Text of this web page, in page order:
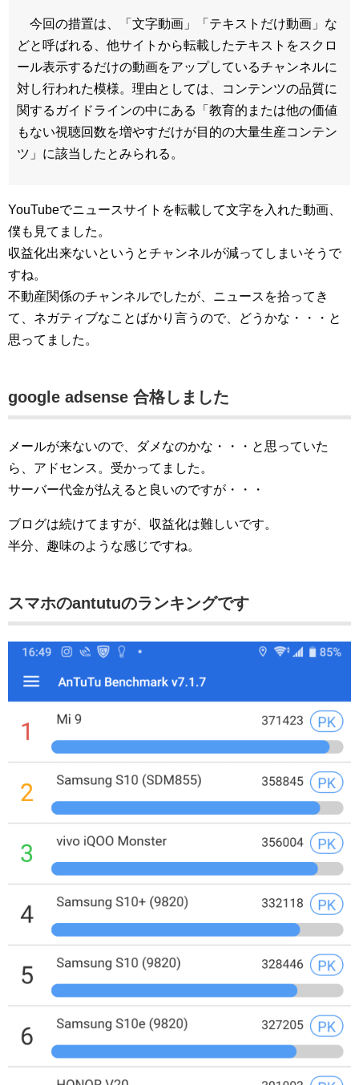
今回の措置は、「文字動画」「テキストだけ動画」な
どと呼ばれる、他サイトから転載したテキストをスクロ
ール表示するだけの動画をアップしているチャンネルに
対し行われた模様。理由としては、コンテンツの品質に
関するガイドラインの中にある「教育的または他の価値
もない視聴回数を増やすだけが目的の大量生産コンテン
ツ」に該当したとみられる。
YouTubeでニュースサイトを転載して文字を入れた動画、
僕も見てました。
収益化出来ないというとチャンネルが減ってしまいそうで
すね。
不動産関係のチャンネルでしたが、ニュースを拾ってき
て、ネガティブなことばかり言うので、どうかな・・・と
思ってました。
google adsense 合格しました
メールが来ないので、ダメなのかな・・・と思っていた
ら、アドセンス。受かってました。
サーバー代金が払えると良いのですが・・・
ブログは続けてますが、収益化は難しいです。
半分、趣味のような感じですね。
スマホのantutuのランキングです